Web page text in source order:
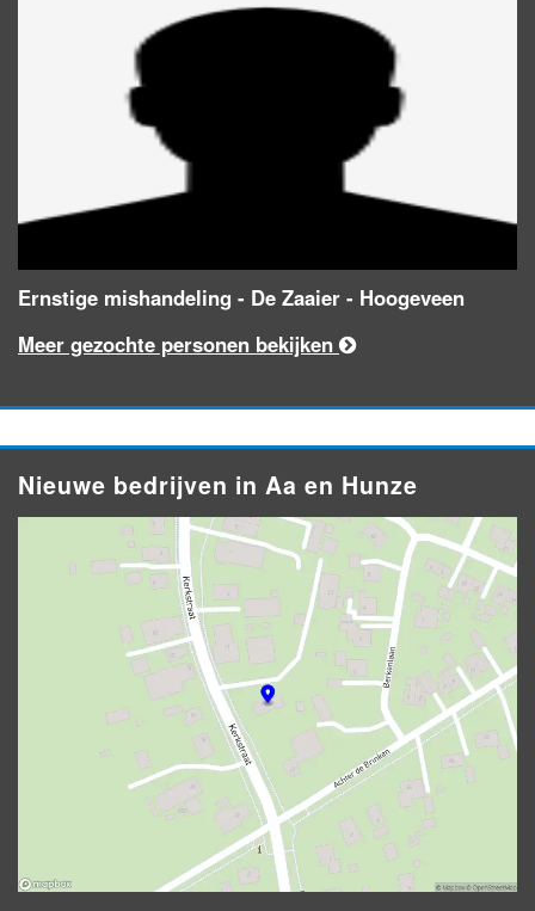
Ernstige mishandeling - De Zaaier - Hoogeveen
Meer gezochte personen bekijken
Nieuwe bedrijven in Aa en Hunze